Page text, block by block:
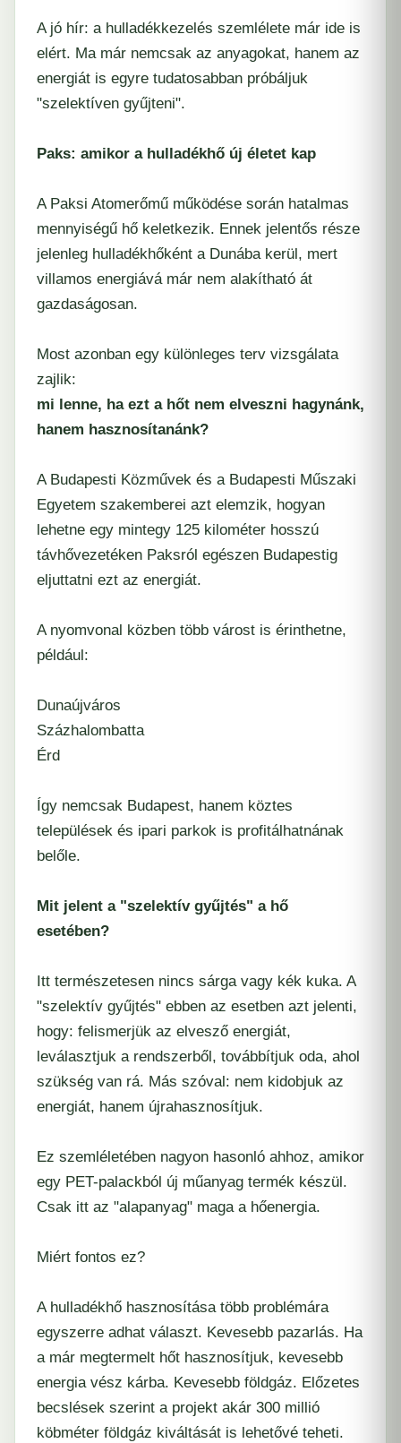
A jó hír: a hulladékkezelés szemlélete már ide is
elért. Ma már nemcsak az anyagokat, hanem az
energiát is egyre tudatosabban próbáljuk
"szelektíven gyűjteni".
Paks: amikor a hulladékhő új életet kap
A Paksi Atomerőmű működése során hatalmas
mennyiségű hő keletkezik. Ennek jelentős része
jelenleg hulladékhőként a Dunába kerül, mert
villamos energiává már nem alakítható át
gazdaságosan.
Most azonban egy különleges terv vizsgálata
zajlik:
mi lenne, ha ezt a hőt nem elveszni hagynánk,
hanem hasznosítanánk?
A Budapesti Közművek és a Budapesti Műszaki
Egyetem szakemberei azt elemzik, hogyan
lehetne egy mintegy 125 kilométer hosszú
távhővezetéken Paksról egészen Budapestig
eljuttatni ezt az energiát.
A nyomvonal közben több várost is érinthetne,
például:
Dunaújváros
Százhalombatta
Érd
Így nemcsak Budapest, hanem köztes
települések és ipari parkok is profitálhatnának
belőle.
Mit jelent a "szelektív gyűjtés" a hő
esetében?
Itt természetesen nincs sárga vagy kék kuka. A
"szelektív gyűjtés" ebben az esetben azt jelenti,
hogy: felismerjük az elvesző energiát,
leválasztjuk a rendszerből, továbbítjuk oda, ahol
szükség van rá. Más szóval: nem kidobjuk az
energiát, hanem újrahasznosítjuk.
Ez szemléletében nagyon hasonló ahhoz, amikor
egy PET-palackból új műanyag termék készül.
Csak itt az "alapanyag" maga a hőenergia.
Miért fontos ez?
A hulladékhő hasznosítása több problémára
egyszerre adhat választ. Kevesebb pazarlás. Ha
a már megtermelt hőt hasznosítjuk, kevesebb
energia vész kárba. Kevesebb földgáz. Előzetes
becslések szerint a projekt akár 300 millió
köbméter földgáz kiváltását is lehetővé teheti.